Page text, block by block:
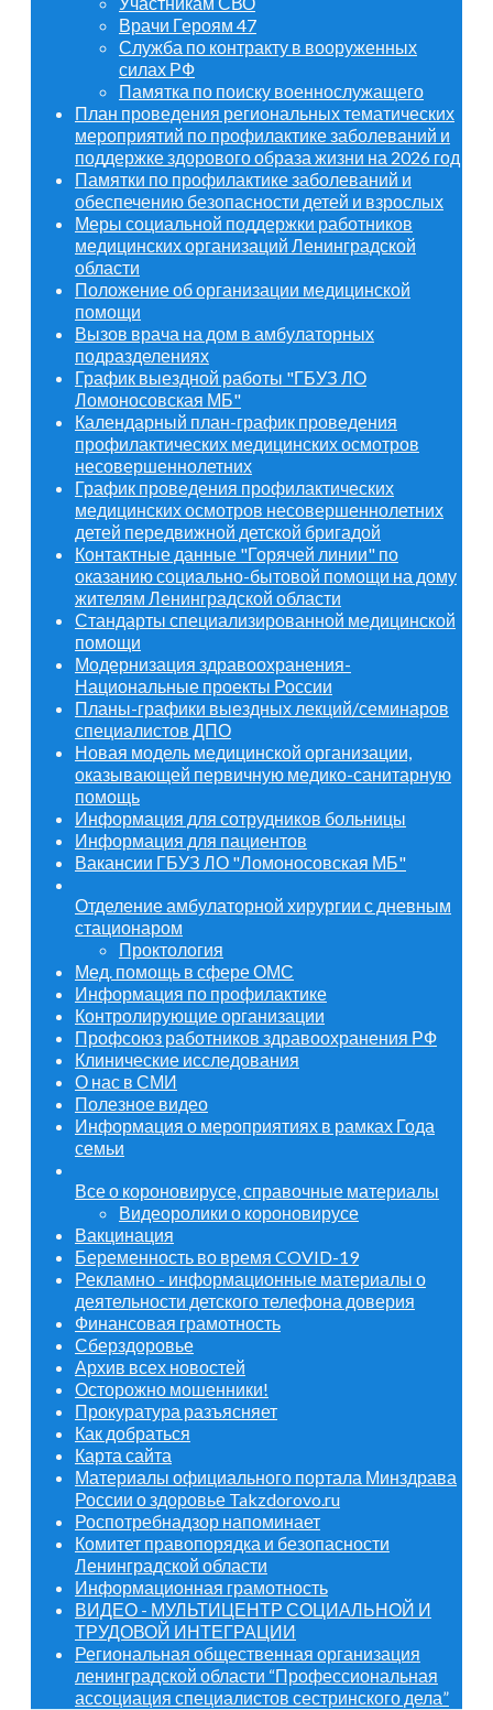
Врачи Героям 47
Служба по контракту в вооруженных
силах РФ
Памятка по поиску военнослужащего
План проведения региональных тематических
мероприятий по профилактике заболеваний и
поддержке здорового образа жизни на 2026 год
Памятки по профилактике заболеваний и
обеспечению безопасности детей и взрослых
Меры социальной поддержки работников
медицинских организаций Ленинградской
области
Положение об организации медицинской
помощи
Вызов врача на дом в амбулаторных
подразделениях
График выездной работы "ГБУЗ ЛО
Ломоносовская МБ"
Календарный план-график проведения
профилактических медицинских осмотров
несовершеннолетних
График проведения профилактических
медицинских осмотров несовершеннолетних
детей передвижной детской бригадой
Контактные данные "Горячей линии" по
оказанию социально-бытовой помощи на дому
жителям Ленинградской области
Стандарты специализированной медицинской
помощи
Модернизация здравоохранения-
Национальные проекты России
Планы-графики выездных лекций/семинаров
специалистов ДПО
Новая модель медицинской организации,
оказывающей первичную медико-санитарную
помощь
Информация для сотрудников больницы
Информация для пациентов
Вакансии ГБУЗ ЛО "Ломоносовская МБ"
Отделение амбулаторной хирургии с дневным
стационаром
Проктология
Мед. помощь в сфере ОМС
Информация по профилактике
Контролирующие организации
Профсоюз работников здравоохранения РФ
Клинические исследования
О нас в СМИ
Полезное видео
Информация о мероприятиях в рамках Года
семьи
Все о короновирусе, справочные материалы
Видеоролики о короновирусе
Вакцинация
Беременность во время COVID-19
Рекламно - информационные материалы о
деятельности детского телефона доверия
Финансовая грамотность
Сберздоровье
Архив всех новостей
Осторожно мошенники!
Прокуратура разъясняет
Как добраться
Карта сайта
Материалы официального портала Минздрава
России о здоровье Takzdorovo.ru
Роспотребнадзор напоминает
Комитет правопорядка и безопасности
Ленинградской области
Информационная грамотность
ВИДЕО - МУЛЬТИЦЕНТР СОЦИАЛЬНОЙ И
ТРУДОВОЙ ИНТЕГРАЦИИ
Региональная общественная организация
ленинградской области “Профессиональная
ассоциация специалистов сестринского дела”